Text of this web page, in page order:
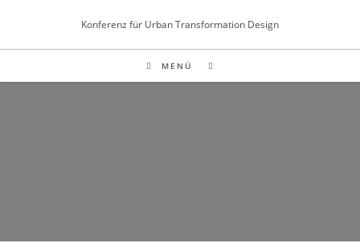
springen
Konferenz für Urban Transformation Design
MENÜ